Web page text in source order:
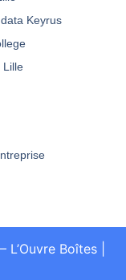
Keyrus
Lille
Boîtes